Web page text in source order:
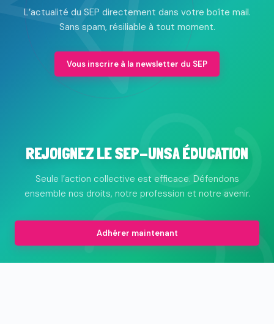
L’actualité du SEP directement dans votre boîte mail.
Sans spam, résiliable à tout moment.
Vous inscrire à la newsletter du SEP
REJOIGNEZ LE SEP-UNSA ÉDUCATION
Seule l’action collective est efficace. Défendons
ensemble nos droits, notre profession et notre avenir.
Adhérer maintenant